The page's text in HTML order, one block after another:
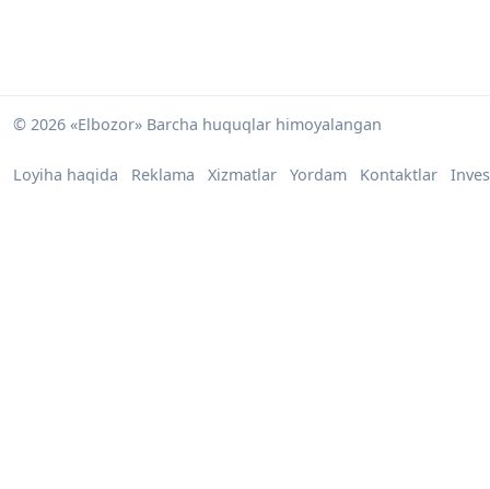
© 2026 «Elbozor» Barcha huquqlar himoyalangan
Loyiha haqida Reklama Xizmatlar Yordam Kontaktlar